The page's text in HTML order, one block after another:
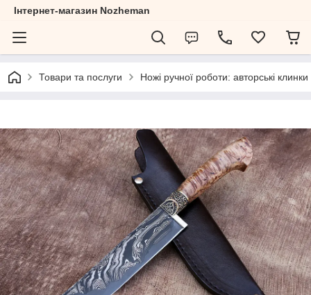
Інтернет-магазин Nozheman
Товари та послуги Ножі ручної роботи: авторські